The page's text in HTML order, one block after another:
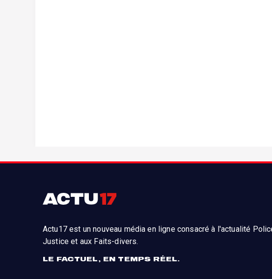
Actu17 est un nouveau média en ligne consacré à l'actualité
Justice et aux Faits-divers.
LE FACTUEL, EN TEMPS RÉEL.